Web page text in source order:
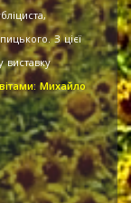
З цієї
виставку
Михайло